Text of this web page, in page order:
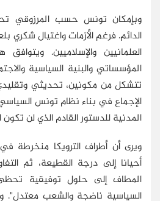
وبإمكان تونس حسب المرزوقي
الدائم. فرغم الأزمات واغتيال شكري
العلمانيين والإسلاميين.
المؤسساتي والبنية السياسية
تتشكل من مكونين، تحديثي
الإجماع في بناء نظام تونس
المدنية للدستور القادم الذي لن
ويرى أن أطراف الترويكا منخرطة
أحيانا إلى درجة القطيعة، ثم
المطاف إلى حلول توفيقية تحظى
السياسية ناضجة والشعب معتدل". و